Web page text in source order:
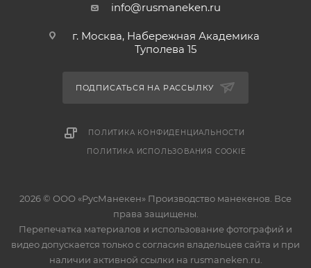
info@rusmaneken.ru
г. Москва, Набережная Академика
Туполева 15
ПОДПИСАТЬСЯ НА РАССЫЛКУ
ПОЛИТИКА КОНФИДЕНЦИАЛЬНОСТИ
ПОЛИТИКА ИСПОЛЬЗОВАНИЯ COOKIE
2026 © ООО «РусМанекен» Производство манекенов. Все
права защищены.
Перепечатка материалов и использование фотографий и
видео допускается только с согласия владельцев сайта и при
наличии активной ссылки на rusmaneken.ru.